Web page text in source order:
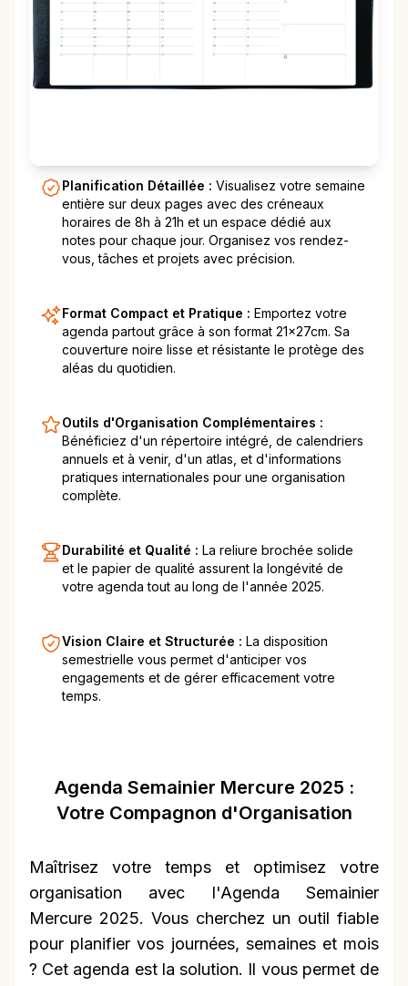
Planification Détaillée : Visualisez votre semaine
entière sur deux pages avec des créneaux
horaires de 8h à 21h et un espace dédié aux
notes pour chaque jour. Organisez vos rendez-
vous, tâches et projets avec précision.
Format Compact et Pratique : Emportez votre
agenda partout grâce à son format 21x27cm. Sa
couverture noire lisse et résistante le protège des
aléas du quotidien.
Outils d'Organisation Complémentaires :
Bénéficiez d'un répertoire intégré, de calendriers
annuels et à venir, d'un atlas, et d'informations
pratiques internationales pour une organisation
complète.
Durabilité et Qualité : La reliure brochée solide
et le papier de qualité assurent la longévité de
votre agenda tout au long de l'année 2025.
Vision Claire et Structurée : La disposition
semestrielle vous permet d'anticiper vos
engagements et de gérer efficacement votre
temps.
Agenda Semainier Mercure 2025 :
Votre Compagnon d'Organisation
Maîtrisez votre temps et optimisez votre
organisation avec l'Agenda Semainier
Mercure 2025. Vous cherchez un outil fiable
pour planifier vos journées, semaines et mois
? Cet agenda est la solution. Il vous permet de